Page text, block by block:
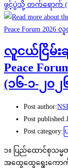
ဖွင့်ပွဲသို့ တက်ရောက် (
လူငယ်ငြိမ်းခ
Peace
(၁၆-၁-၂၀၂
Post author:
Post published:
Post category:
၁။ ပြည်ထောင်စုသမ္
အထွေထွေရွေးကောက်ပွဲ